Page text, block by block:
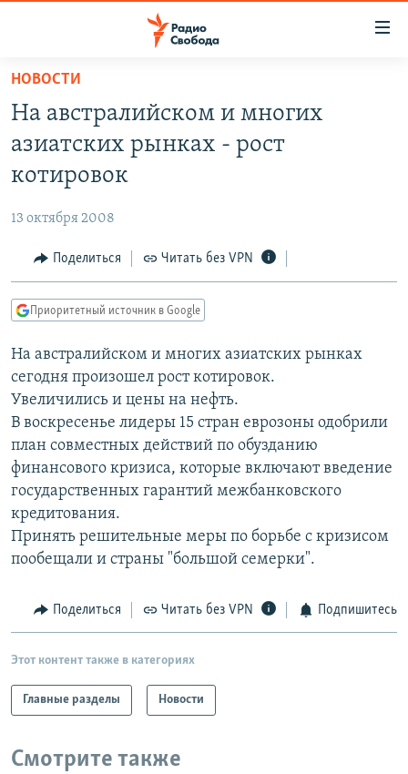
упрощенного
доступа
основному
Вернутся
Вернутся
поиску
ПОДКАСТЫ
АВТОРСКИЕ ПРОЕКТЫ
МНЕНИЯ
КУЛЬТУРА
КАВКАЗ.РЕАЛИИ
СЕВЕР.РЕАЛИИ
СИБИРЬ.РЕАЛИИ
РАСПИСАНИЕ ВЕЩАНИЯ
ПОДПИШИТЕСЬ НА РАССЫЛКУ
Все сайты РСЕ/РС
НОВОСТИ
На австралийском и многих
азиатских рынках - рост
котировок
13 октября 2008
Поделиться Читать без VPN
Приоритетный источник в Google
На австралийском и многих азиатских рынках
сегодня произошел рост котировок.
Увеличились и цены на нефть.
В воскресенье лидеры 15 стран еврозоны одобрили
план совместных действий по обузданию
финансового кризиса, которые включают введение
государственных гарантий межбанковского
кредитования.
Принять решительные меры по борьбе с кризисом
пообещали и страны "большой семерки".
Поделиться Читать без VPN Подпишитесь
Этот контент также в категориях
Главные разделы Новости
Смотрите также